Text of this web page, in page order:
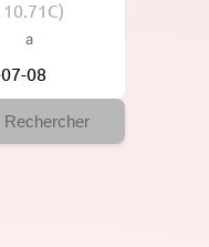
à
Rechercher